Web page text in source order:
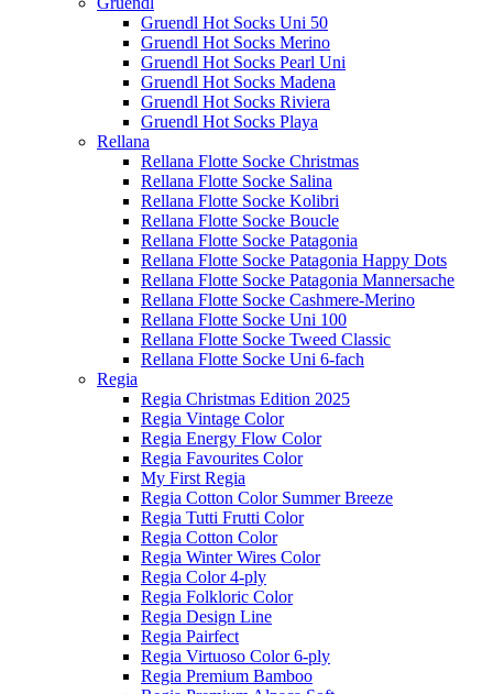
Gruendl Hot Socks Uni 50
Gruendl Hot Socks Merino
Gruendl Hot Socks Pearl Uni
Gruendl Hot Socks Madena
Gruendl Hot Socks Riviera
Gruendl Hot Socks Playa
Rellana
Rellana Flotte Socke Christmas
Rellana Flotte Socke Salina
Rellana Flotte Socke Kolibri
Rellana Flotte Socke Boucle
Rellana Flotte Socke Patagonia
Rellana Flotte Socke Patagonia Happy Dots
Rellana Flotte Socke Patagonia Mannersache
Rellana Flotte Socke Cashmere-Merino
Rellana Flotte Socke Uni 100
Rellana Flotte Socke Tweed Classic
Rellana Flotte Socke Uni 6-fach
Regia
Regia Christmas Edition 2025
Regia Vintage Color
Regia Energy Flow Color
Regia Favourites Color
My First Regia
Regia Cotton Color Summer Breeze
Regia Tutti Frutti Color
Regia Cotton Color
Regia Winter Wires Color
Regia Color 4-ply
Regia Folkloric Color
Regia Design Line
Regia Pairfect
Regia Virtuoso Color 6-ply
Regia Premium Bamboo